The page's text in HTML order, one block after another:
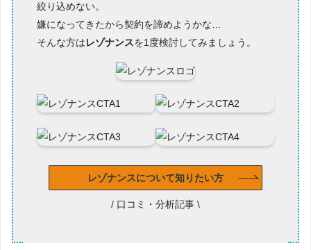
絞り込めない。
嫌になってきたから契約を諦めようかな…
そんな方はレゾナンスを1度検討してみましょう。
レゾナンスについて知りたい方
/ 口コミ・分析記事 \